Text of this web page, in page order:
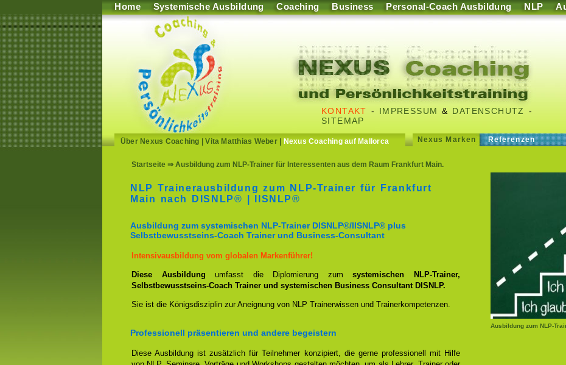
Home Systemische Ausbildung Coaching Business Personal-Coach Ausbildung NLP
KONTAKT - IMPRESSUM & DATENSCHUTZ
-
SITEMAP
Über Nexus Coaching |Vita Matthias Weber| Nexus Coaching auf Mallorca Nexus Marken Referenzen
Startseite ⇒ Ausbildung zum NLP-Trainer für Interessenten aus dem Raum Frankfurt Main.
Ausbildung zum NLP-
NLP Trainerausbildung zum NLP-Trainer für Frankfurt
Main nach DISNLP® | IISNLP®
Ausbildung zum systemischen NLP-Trainer DISNLP®/IISNLP® plus
Selbstbewusstseins-Coach Trainer und Business-Consultant
Intensivausbildung vom globalen Markenführer!
Diese Ausbildungumfasst die Diplomierung zumsystemischen NLP-Trainer,
Selbstbewusstseins-Coach Trainer und systemischen Business Consultant DISNLP.
Sie ist die Königsdisziplin zur Aneignung von NLP Trainerwissen und Trainerkompetenzen.
Professionell präsentieren und andere begeistern
Diese Ausbildung ist zusätzlich für Teilnehmer konzipiert, die gerne professionell mit Hilfe